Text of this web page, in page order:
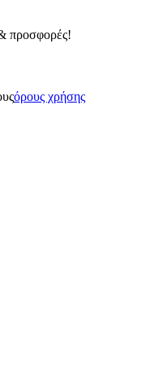
προσφορές!
όρους χρήσης